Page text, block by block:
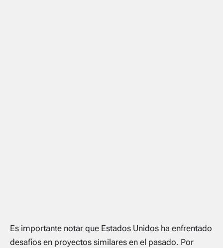
Es importante notar que Estados Unidos ha enfrentado
desafíos en proyectos similares en el pasado. Por